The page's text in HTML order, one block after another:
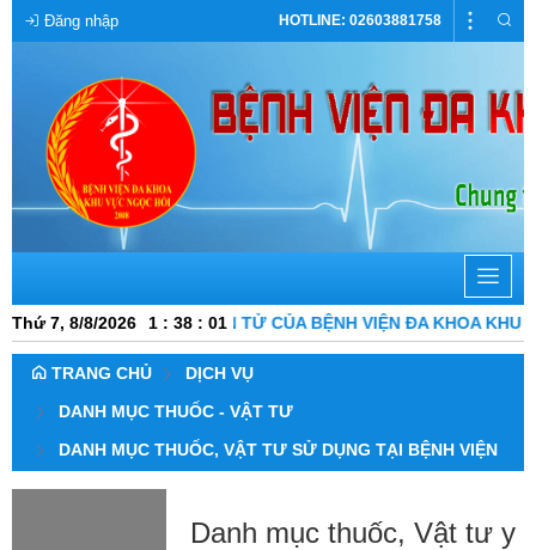
Đăng nhập HOTLINE: 02603881758
Thứ 7, 8/8/2026 1 : 38 : 01
THÔNG TIN ĐIỆN TỬ CỦA BỆNH VIỆN ĐA KHOA KHU VỰC
TRANG CHỦ
DỊCH VỤ
DANH MỤC THUỐC - VẬT TƯ
DANH MỤC THUỐC, VẬT TƯ SỬ DỤNG TẠI BỆNH VIỆN
Danh mục thuốc, Vật tư y